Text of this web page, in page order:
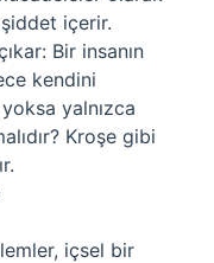
içerir.
Bir insanın
kendini
yoksa yalnızca
Kroşe gibi
içsel bir